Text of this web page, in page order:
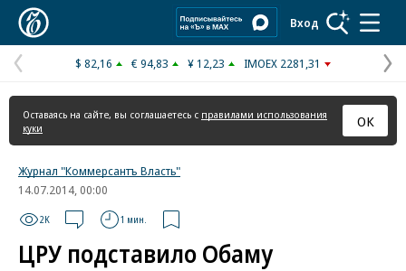
Вход
Предыдущая
страница
$ 82,16 € 94,83 ¥ 12,23 IMOEX 2281,31
Оставаясь на сайте, вы соглашаетесь с правилами использования
куки
ОК
Журнал "Коммерсантъ Власть"
14.07.2014, 00:00
2K 1 мин.
ЦРУ подставило Обаму